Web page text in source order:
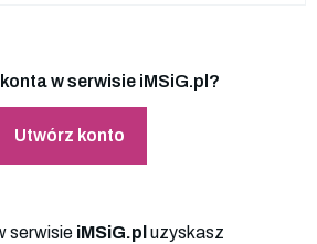
w serwisie iMSiG.pl?
Utwórz konto
serwisie iMSiG.pl uzyskasz